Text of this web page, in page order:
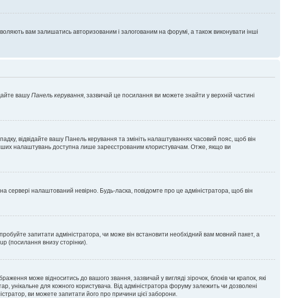
вам залишатись авторизованим і залогованим на форумі, а також виконувати інші
вашу Панель керування, зазвичай це посилання ви можете знайти у верхній частині
відвідайте вашу Панель керування та змініть налаштуваннях часовий пояс, щоб він
налаштувань доступна лише зареєстрованим клористувачам. Отже, якщо ви
сервері налаштований невірно. Будь-ласка, повідомте про це адміністратора, щоб він
запитати адміністратора, чи може він встановити необхідний вам мовний пакет, а
(посилання внизу сторінки).
може відноситись до вашого звання, зазвичай у вигляді зірочок, блоків чи крапок, які
унікальне для кожного користувача. Від адміністратора форуму залежить чи дозволені
ви можете запитати його про причини цієї заборони.